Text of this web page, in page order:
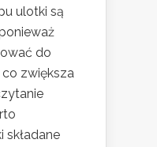
ulotki są
do
co zwiększa
składane